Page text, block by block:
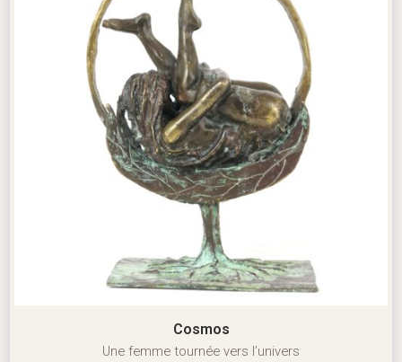
Cosmos
Une femme tournée vers l’univers